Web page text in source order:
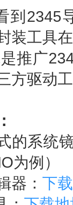
2345导
装工具
推广
方驱动
的系统
为例）
器： 下